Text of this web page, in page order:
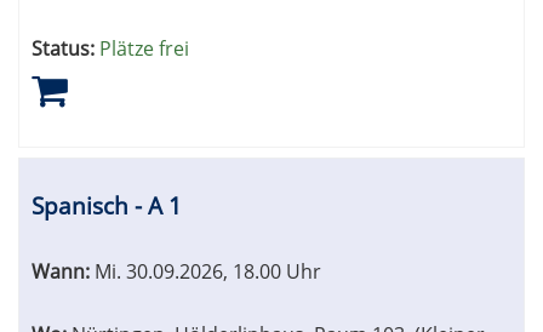
Status: Plätze frei
Spanisch - A 1
Wann: Mi. 30.09.2026, 18.00 Uhr